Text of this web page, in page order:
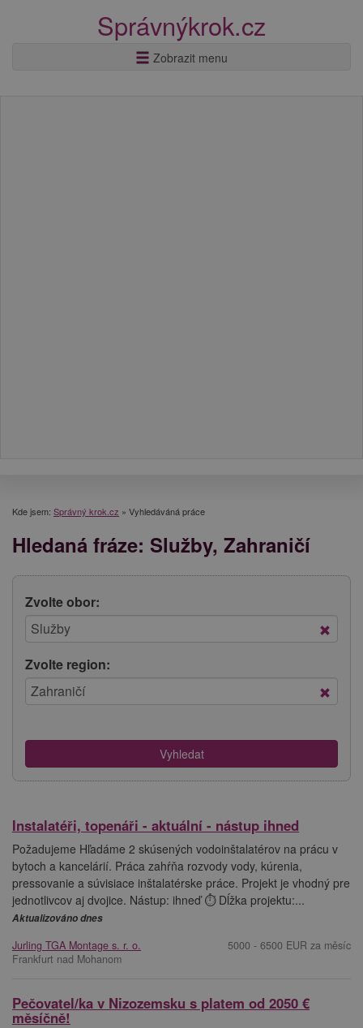
Správnýkrok.cz
Zobrazit menu
Kde jsem: Správný krok.cz » Vyhledáváná práce
Hledaná fráze: Služby, Zahraničí
Zvolte obor:
Zvolte region:
Instalatéři, topenáři - aktuální - nástup ihned
Požadujeme Hľadáme 2 skúsených vodoinštalatérov na prácu v
bytoch a kancelárií. Práca zahŕňa rozvody vody, kúrenia,
pressovanie a súvisiace inštalatérske práce. Projekt je vhodný pre
jednotlivcov aj dvojice. Nástup: ihneď ⏱ Dĺžka projektu:...
Aktualizováno dnes
Jurling TGA Montage s. r. o.
Frankfurt nad Mohanom
5000 - 6500 EUR za měsíc
Pečovatel/ka v Nizozemsku s platem od 2050 €
měsíčně!